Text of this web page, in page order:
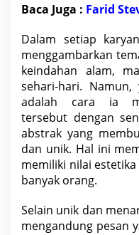
Baca Juga : Farid
Dalam setiap
menggambarkan
keindahan alam,
sehari-hari. Namun,
adalah cara ia
tersebut dengan
abstrak yang
dan unik. Hal ini
memiliki nilai
banyak orang.
Selain unik dan
mengandung pesan